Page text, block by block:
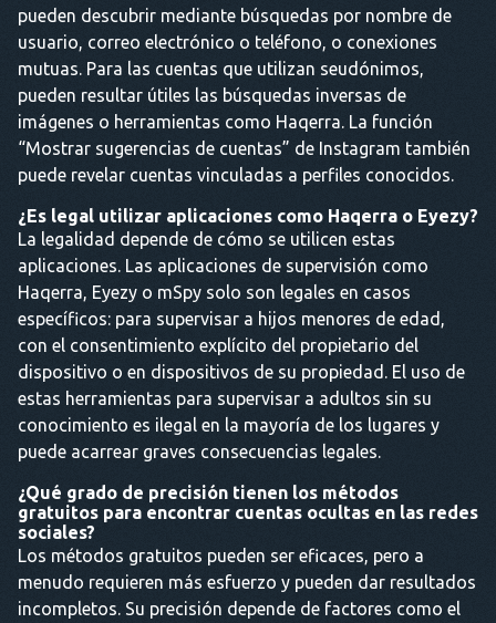
pueden descubrir mediante búsquedas por nombre de
usuario, correo electrónico o teléfono, o conexiones
mutuas. Para las cuentas que utilizan seudónimos,
pueden resultar útiles las búsquedas inversas de
imágenes o herramientas como Haqerra. La función
“Mostrar sugerencias de cuentas” de Instagram también
puede revelar cuentas vinculadas a perfiles conocidos.
¿Es legal utilizar aplicaciones como Haqerra o Eyezy?
La legalidad depende de cómo se utilicen estas
aplicaciones. Las aplicaciones de supervisión como
Haqerra, Eyezy o mSpy solo son legales en casos
específicos: para supervisar a hijos menores de edad,
con el consentimiento explícito del propietario del
dispositivo o en dispositivos de su propiedad. El uso de
estas herramientas para supervisar a adultos sin su
conocimiento es ilegal en la mayoría de los lugares y
puede acarrear graves consecuencias legales.
¿Qué grado de precisión tienen los métodos
gratuitos para encontrar cuentas ocultas en las redes
sociales?
Los métodos gratuitos pueden ser eficaces, pero a
menudo requieren más esfuerzo y pueden dar resultados
incompletos. Su precisión depende de factores como el